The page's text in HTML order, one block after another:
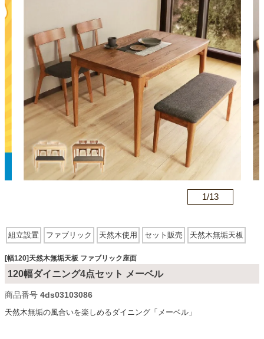
最短発送 冷感ラグ 冷感寝具 ワークデスク ウィルトンラ
ソファ
ダイニングテーブル・セット
椅子・チェア
1/13
組立設置 ファブリック 天然木使用 セット販売 天然木無垢天板
ファブリック座面
[幅120]天然木無垢天板 ファブリック座面
120幅ダイニング4点セット メーベル
商品番号 4ds03103086
天然木無垢の風合いを楽しめるダイニング「メーベル」